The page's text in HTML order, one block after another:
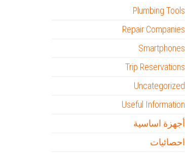
Plumbing Tools
Repair Companies
Smartphones
Trip Reservations
Uncategorized
Useful Information
أجهزة اساسية
احصائيات